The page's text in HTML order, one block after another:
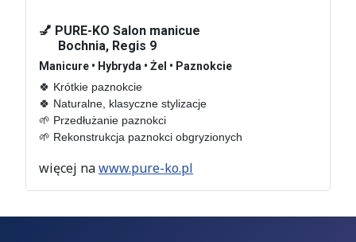
01
Hotel De Niro –
sprawa nie taka
znów lokalna
Wydawać by się
mogło, że mówimy o
sprawie lokalnej...
💅 PURE-KO Salon manicue
Bochnia, Regis 9
Manicure • Hybryda • Żel • Paznokcie
🍀 Krótkie paznokcie
🍀 Naturalne, klasyczne stylizacje
🌱 Przedłużanie paznokci
🌱 Rekonstrukcja paznokci obgryzionych
więcej nawww.pure-ko.pl